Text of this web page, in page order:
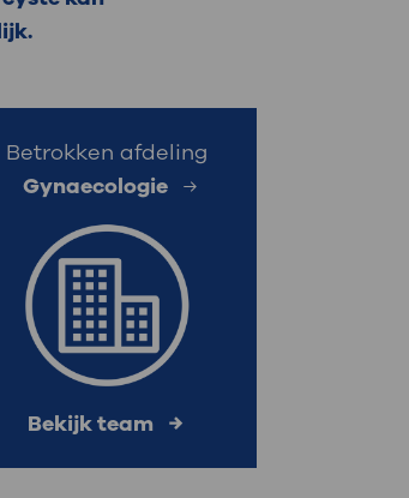
MijnOLVG
Betrokken afdeling
Gynaecologie
Bekijk team